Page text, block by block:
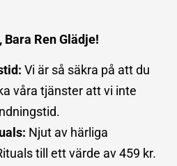
Ren Glädje!
Vi är så säkra på att du
våra tjänster att vi inte
Njut av härliga
till ett värde av 459 kr.